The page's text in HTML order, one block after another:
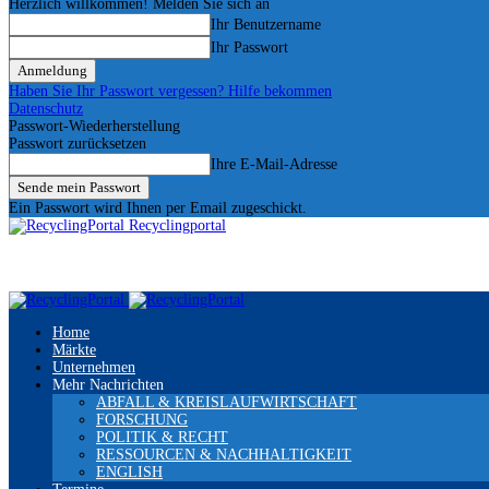
Herzlich willkommen! Melden Sie sich an
Ihr Benutzername
Ihr Passwort
Haben Sie Ihr Passwort vergessen? Hilfe bekommen
Datenschutz
Passwort-Wiederherstellung
Passwort zurücksetzen
Ihre E-Mail-Adresse
Ein Passwort wird Ihnen per Email zugeschickt.
Recyclingportal
Home
Märkte
Unternehmen
Mehr Nachrichten
ABFALL & KREISLAUFWIRTSCHAFT
FORSCHUNG
POLITIK & RECHT
RESSOURCEN & NACHHALTIGKEIT
ENGLISH